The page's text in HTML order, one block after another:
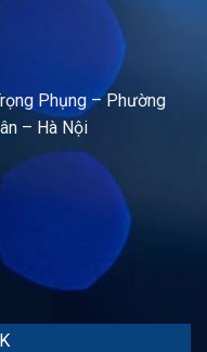
Phụng – Phường
– Hà Nội